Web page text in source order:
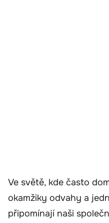
Ve světě, kde často
okamžiky odvahy a
připomínají naši